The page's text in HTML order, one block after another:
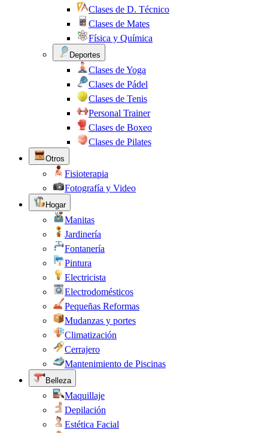
Clases de D. Técnico
Clases de Mates
Física y Química
Deportes
Clases de Yoga
Clases de Pádel
Clases de Tenis
Personal Trainer
Clases de Boxeo
Clases de Pilates
Otros
Fisioterapia
Fotografía y Video
Hogar
Manitas
Jardinería
Fontanería
Pintura
Electricista
Electrodomésticos
Pequeñas Reformas
Mudanzas y portes
Climatización
Cerrajero
Mantenimiento de Piscinas
Belleza
Maquillaje
Depilación
Estética Facial